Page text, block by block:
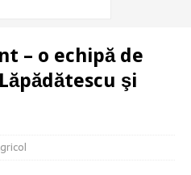
– o echipă de
şi